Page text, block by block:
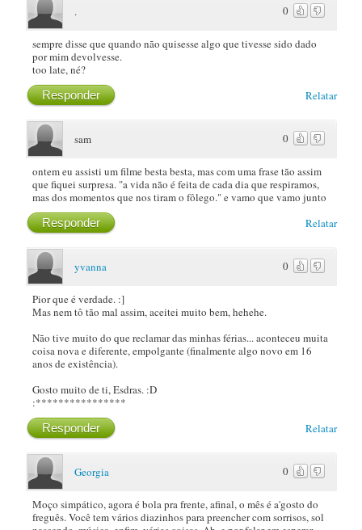
0
.
sempre disse que quando não quisesse algo que tivesse sido dado
por mim devolvesse.
too late, né?
Relatar
Responder
0
sam
ontem eu assisti um filme besta besta, mas com uma frase tão assim
que fiquei surpresa. "a vida não é feita de cada dia que respiramos,
mas dos momentos que nos tiram o fôlego." e vamo que vamo junto
Relatar
Responder
0
yvanna
Pior que é verdade. :]
Mas nem tô tão mal assim, aceitei muito bem, hehehe.
Não tive muito do que reclamar das minhas férias... aconteceu muita
coisa nova e diferente, empolgante (finalmente algo novo em 16
anos de existência).
Gosto muito de ti, Esdras. :D
:****************
Relatar
Responder
0
Georgia
Moço simpático, agora é bola pra frente, afinal, o mês é a'gosto do
freguês. Você tem vários diazinhos para preencher com sorrisos, sol